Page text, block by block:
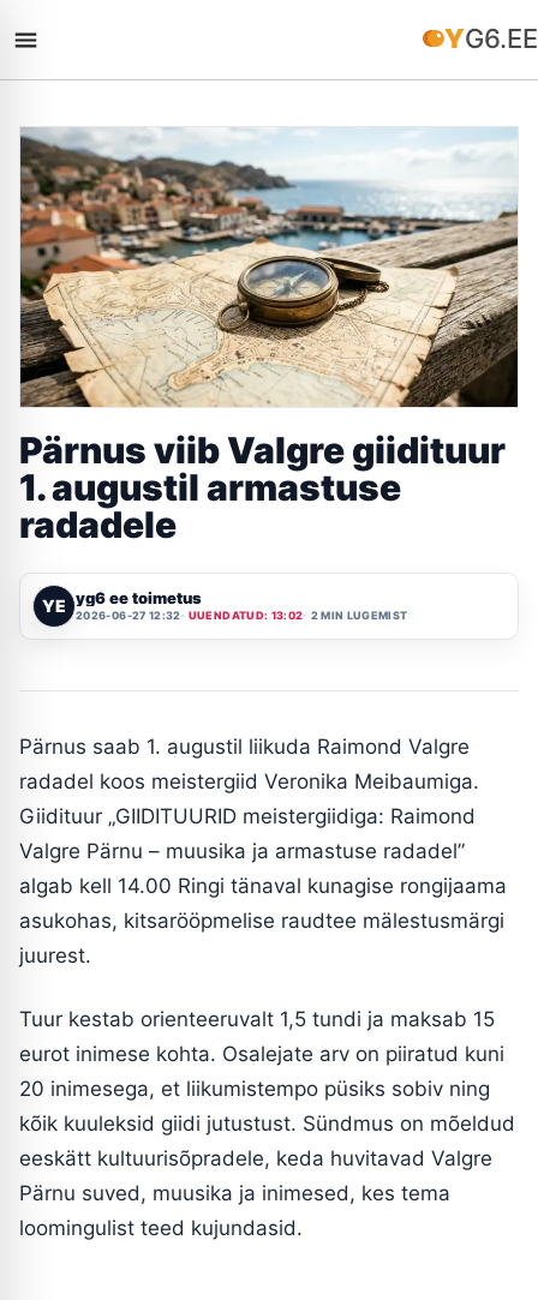
YG6.EE
Pärnus viib Valgre giidituur
1. augustil armastuse
radadele
YE yg6 ee toimetus
2026-06-27 12:32 UUENDATUD: 13:02 2 MIN LUGEMIST
Pärnus saab 1. augustil liikuda Raimond Valgre
radadel koos meistergiid Veronika Meibaumiga.
Giidituur „GIIDITUURID meistergiidiga: Raimond
Valgre Pärnu – muusika ja armastuse radadel”
algab kell 14.00 Ringi tänaval kunagise rongijaama
asukohas, kitsarööpmelise raudtee mälestusmärgi
juurest.
Tuur kestab orienteeruvalt 1,5 tundi ja maksab 15
eurot inimese kohta. Osalejate arv on piiratud kuni
20 inimesega, et liikumistempo püsiks sobiv ning
kõik kuuleksid giidi jutustust. Sündmus on mõeldud
eeskätt kultuurisõpradele, keda huvitavad Valgre
Pärnu suved, muusika ja inimesed, kes tema
loomingulist teed kujundasid.